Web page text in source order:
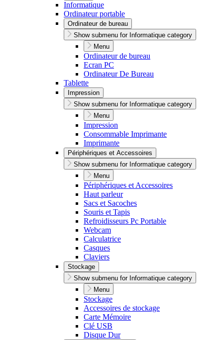
Informatique
Ordinateur portable
Ordinateur de bureau
Show submenu for Informatique category
Menu
Ordinateur de bureau
Ecran PC
Ordinateur De Bureau
Tablette
Impression
Show submenu for Informatique category
Menu
Impression
Consommable Imprimante
Imprimante
Périphériques et Accessoires
Show submenu for Informatique category
Menu
Périphériques et Accessoires
Haut parleur
Sacs et Sacoches
Souris et Tapis
Refroidisseurs Pc Portable
Webcam
Calculatrice
Casques
Claviers
Stockage
Show submenu for Informatique category
Menu
Stockage
Accessoires de stockage
Carte Mémoire
Clé USB
Disque Dur